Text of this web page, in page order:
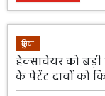
दुनिया
हेक्सावेयर को
के पेटेंट दावों को